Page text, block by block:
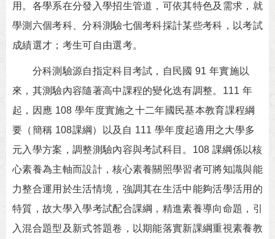
用。各學系在分發入學招生管道，可依其特色及需求，就
學測六個考科、分科測驗七個考科採計某些考科，以考試
成績選才；考生可自由選考。
分科測驗源自指定科目考試，自民國 91 年實施以
來，其測驗內容隨著高中課程的變化迭有調整。111 年
起，因應 108 學年度實施之十二年國民基本教育課程綱
要（簡稱 108課綱）以及自 111 學年度起適用之大學多
元入學方案，調整測驗內容與考試科目。108 課綱係以核
心素養為主軸而設計，核心素養關照學習者可將知識與能
力整合運用於生活情境，強調其在生活中能夠活學活用的
特質，故大學入學考試配合課綱，精進素養導向命題，引
入混合題型及新式答題卷，以期能落實新課綱重視素養教